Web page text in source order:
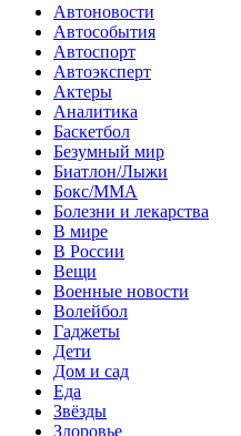
Автоновости
Автособытия
Автоспорт
Автоэксперт
Актеры
Аналитика
Баскетбол
Безумный мир
Биатлон/Лыжи
Бокс/MMA
Болезни и лекарства
В мире
В России
Вещи
Военные новости
Волейбол
Гаджеты
Дети
Дом и сад
Еда
Звёзды
Здоровье